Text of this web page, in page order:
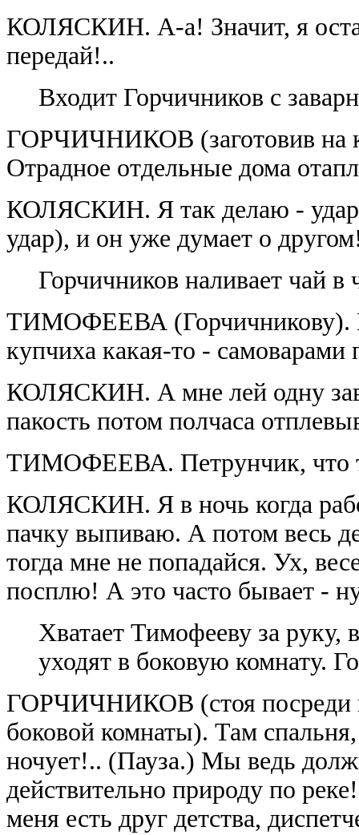
КОЛЯСКИН. А-а! Значит, я
передай!..
Входит Горчичников с
ГОРЧИЧНИКОВ (заготовив на
Отрадное отдельные дома
КОЛЯСКИН. Я так делаю - удар
удар), и он уже думает о
Горчичников наливает чай в
ТИМОФЕЕВА (Горчичникову).
купчиха какая-то - самоварами
КОЛЯСКИН. А мне лей одну
пакость потом полчаса
ТИМОФЕЕВА. Петрунчик, что
КОЛЯСКИН. Я в ночь когда
пачку выпиваю. А потом весь
тогда мне не попадайся. Ух,
посплю! А это часто бывает -
Хватает Тимофееву за руку,
уходят в боковую комнату.
ГОРЧИЧНИКОВ (стоя посреди
боковой комнаты). Там
ночует!.. (Пауза.) Мы ведь
действительно природу по
меня есть друг детства,